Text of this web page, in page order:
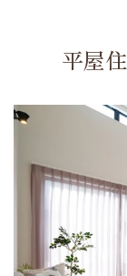
平屋